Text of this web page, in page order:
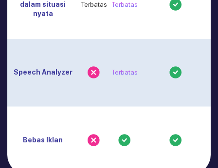
dalam situasi
nyata
Terbatas Terbatas
Speech Analyzer Terbatas
Bebas Iklan